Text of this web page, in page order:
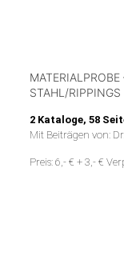
MATERIALPROBE
STAHL/RIPPINGS
2 Kataloge, 58
Mit Beiträgen von:
Preis: 6,- € + 3,- €